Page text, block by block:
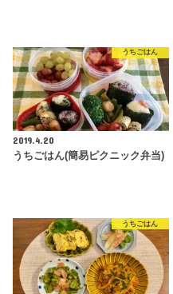
うちごはん
2019.4.20
うちごはん(簡易ピクニック弁当)
うちごはん